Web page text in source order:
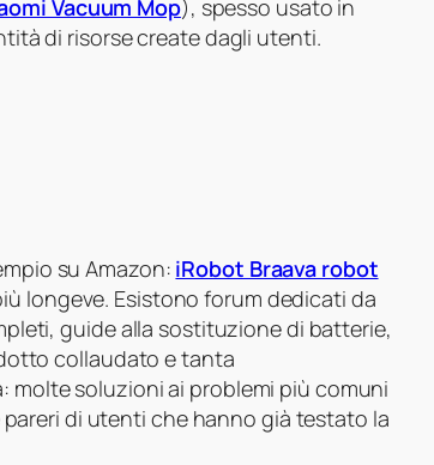
Vacuum Mop), spesso usato in
di risorse create dagli utenti.
su Amazon: iRobot Braava robot
longeve. Esistono forum dedicati da
guide alla sostituzione di batterie,
collaudato e tanta
soluzioni ai problemi più comuni
di utenti che hanno già testato la